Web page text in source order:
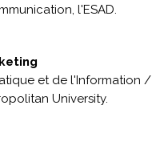
l'ESAD.
et de l'Information /
University.